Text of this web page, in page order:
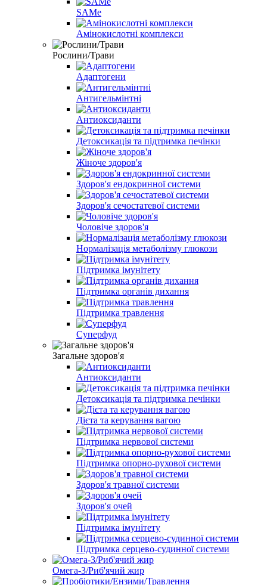
SAMe
Амінокислотні комплекси
Рослини/Трави
Адаптогени
Антигельмінтні
Антиоксиданти
Детоксикація та підтримка печінки
Жіноче здоров'я
Здоров'я ендокринної системи
Здоров'я сечостатевої системи
Чоловіче здоров'я
Нормалізація метаболізму глюкози
Підтримка імунітету
Підтримка органів дихання
Підтримка травлення
Суперфуд
Загальне здоров'я
Антиоксиданти
Детоксикація та підтримка печінки
Дієта та керування вагою
Підтримка нервової системи
Підтримка опорно-рухової системи
Здоров'я травної системи
Здоров'я очей
Підтримка імунітету
Підтримка серцево-судинної системи
Омега-3/Риб'ячий жир